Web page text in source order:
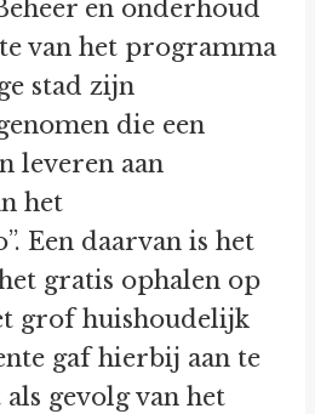
en onderhoud
van het programma
stad zijn
die een
leveren aan
het
Een daarvan is het
gratis ophalen op
grof huishoudelijk
gaf hierbij aan te
gevolg van het